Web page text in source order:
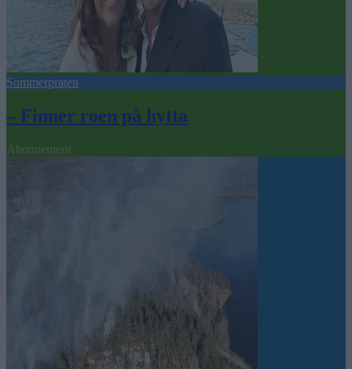
Sommerpraten
– Finner roen på hytta
Abonnement